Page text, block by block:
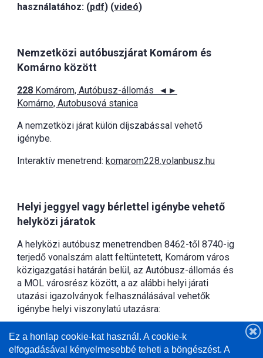
használatához: (pdf) (videó)
Nemzetközi autóbuszjárat Komárom és
Komárno között
228 Komárom, Autóbusz-állomás ◄►
Komárno, Autobusová stanica
A nemzetközi járat külön díjszabással vehető
igénybe.
Interaktív menetrend: komarom228.volanbusz.hu
Helyi jeggyel vagy bérlettel igénybe vehető
helyközi járatok
A helyközi autóbusz menetrendben 8462-től 8740-ig
terjedő vonalszám alatt feltüntetett, Komárom város
közigazgatási határán belül, az Autóbusz-állomás és
a MOL városrész között, a az alábbi helyi járati
utazási igazolványok felhasználásával vehetők
igénybe helyi viszonylatú utazásra:
Helyi járati menetjeggyel,
Összvonalas, tanuló és nyugdíjas bérlettel.
Ez a honlap cookie-kat használ. A cookie-k
elfogadásával kényelmesebbé teheti a böngészést. A